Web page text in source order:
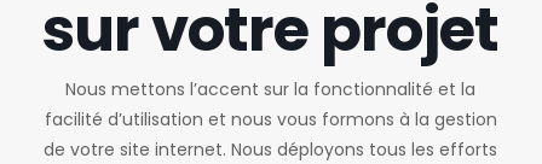
sur votre projet
Nous mettons l’accent sur la fonctionnalité et la
facilité d’utilisation et nous vous formons à la gestion
de votre site internet. Nous déployons tous les efforts